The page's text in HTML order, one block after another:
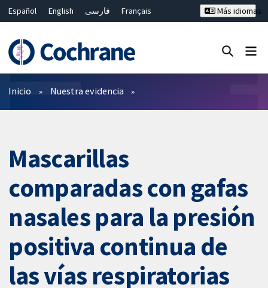
Español English فارسی
Français
Bahasa Malaysia
ไทย 繁體中文
Más idiomas
Filtros
Inicio Nuestra evidencia
Mascarillas
comparadas con gafas
nasales para la presión
positiva continua de
las vías respiratorias